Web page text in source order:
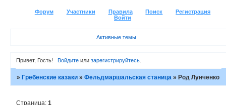
Форум Участники Правила Поиск
Регистрация
Войти
Активные темы
Привет, Гость! Войдитеили зарегистрируйтесь.
»Гребенские казаки »Фельдмаршальская станица »Род Лунченко
Страница:1